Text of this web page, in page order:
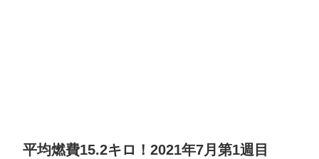
平均燃費15.2キロ！2021年7月第1週目